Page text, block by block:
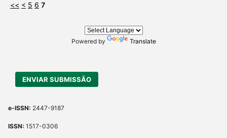
<< < 5 6 7
Powered by Translate
ENVIAR SUBMISSÃO
e-ISSN: 2447-9187
ISSN: 1517-0306